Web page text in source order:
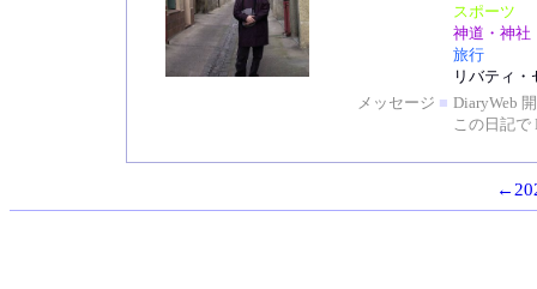
スポーツ
神道・神社
旅行
リバティ
メッセージ ■ DiaryWeb
この日記